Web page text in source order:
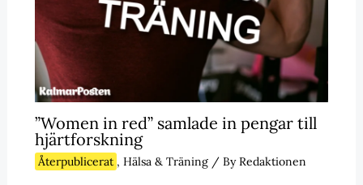
”Women in red” samlade in pengar till
hjärtforskning
Återpublicerat , Hälsa & Träning/ ByRedaktionen